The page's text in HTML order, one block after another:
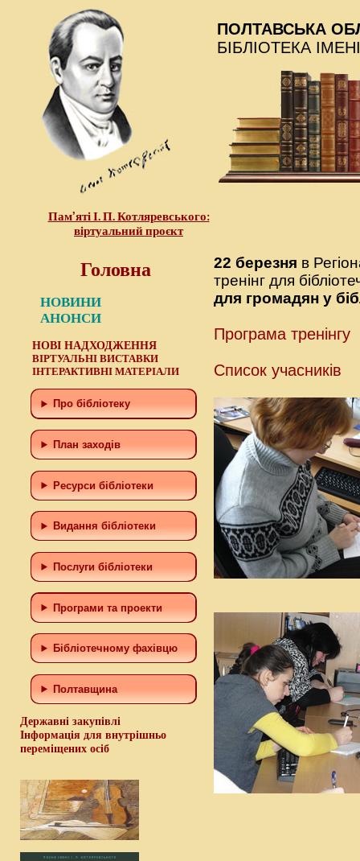
Пам’яті І. П. Котляревського:
віртуальний проєкт
ПОЛТАВСЬКА
БІБЛІОТЕКА
Головна
НОВИНИ
АНОНСИ
НОВІ НАДХОДЖЕННЯ
ВІРТУАЛЬНІ ВИСТАВКИ
ІНТЕРАКТИВНІ МАТЕРІАЛИ
Про бібліотеку
План заходів
Ресурси бібліотеки
Видання бібліотеки
Послуги бібліотеки
Програми та проекти
Бiблiотечному фахiвцю
Полтавщина
Державні закупівлі
Інформація для внутрішньо
переміщених осіб
22 березня в
тренінг для
для громадян у
Програма тренінгу
Список учасників